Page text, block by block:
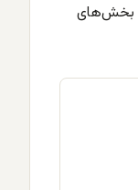
بخش‌های